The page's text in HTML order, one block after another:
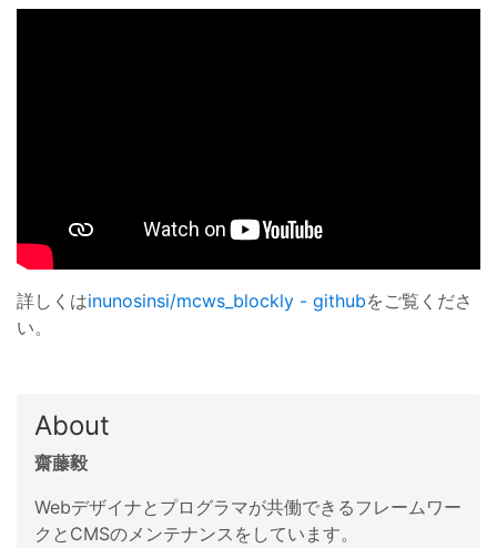
詳しくはinunosinsi/mcws_blockly - githubをご覧くださ
い。
About
齋藤毅
Webデザイナとプログラマが共働できるフレームワー
クとCMSのメンテナンスをしています。